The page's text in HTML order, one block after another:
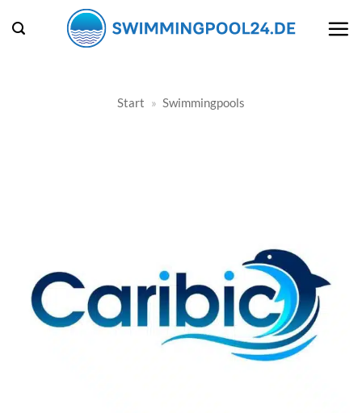
Inhalt
Start » Swimmingpools